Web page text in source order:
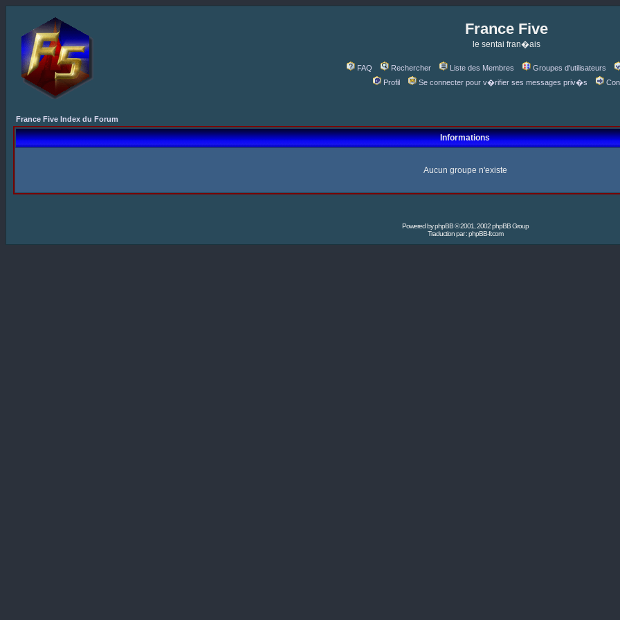
France Five
le sentai fran�ais
FAQ Rechercher Liste des Membres Groupes d'utilisateurs
Profil
Se connecter pour v�rifier ses messages priv�s
France Five Index du Forum
Informations
Aucun groupe n'existe
Powered byphpBB© 2001, 2002 phpBB Group
Traduction par :phpBB-fr.com